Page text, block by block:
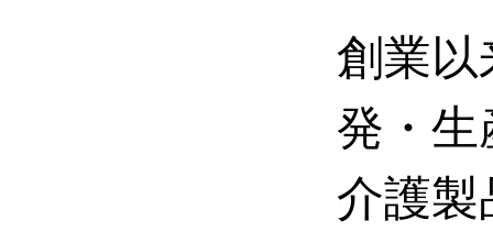
創業以
発・
介護